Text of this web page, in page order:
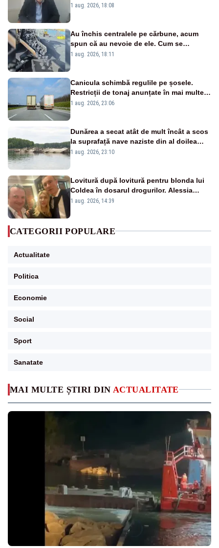
MAI MULTE ȘTIRI DIN ACTUALITATE
Cernavodă s-ar putea închide în 4 zile
1 aug. 2026, 18:08
Au închis centralele pe cărbune, acum
spun că au nevoie de ele. Cum se
pasează vina în plină criză energetică
1 aug. 2026, 18:11
Canicula schimbă regulile pe șosele.
Restricții de tonaj anunțate în mai multe
județe
1 aug. 2026, 23:06
Dunărea a secat atât de mult încât a scos
la suprafață nave naziste din al doilea
război mondial
1 aug. 2026, 23:10
Lovitură după lovitură pentru blonda lui
Coldea în dosarul drogurilor. Alessia
Păcuraru explică decizia magistraților
1 aug. 2026, 14:39
CATEGORII POPULARE
Actualitate
Politica
Economie
Social
Sport
Sanatate